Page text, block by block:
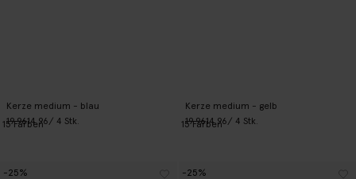
Kerze medium - blau
19.9614.96 / 4 Stk.
15Farben
Kerze medium - gelb
19.9614.96 / 4 Stk.
15Farben
-25% -25%